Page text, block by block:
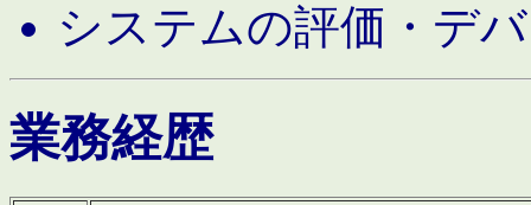
システムの評価・デ
業務経歴